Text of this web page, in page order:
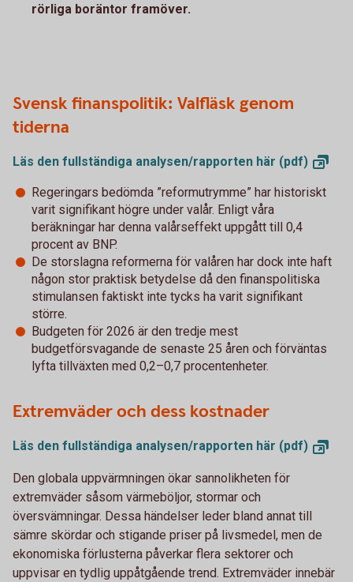
rörliga boräntor framöver.
Svensk finanspolitik: Valfläsk genom
tiderna
Läs den fullständiga analysen/rapporten här (pdf)
Regeringars bedömda ”reformutrymme” har historiskt
varit signifikant högre under valår. Enligt våra
beräkningar har denna valårseffekt uppgått till 0,4
procent av BNP.
De storslagna reformerna för valåren har dock inte haft
någon stor praktisk betydelse då den finanspolitiska
stimulansen faktiskt inte tycks ha varit signifikant
större.
Budgeten för 2026 är den tredje mest
budgetförsvagande de senaste 25 åren och förväntas
lyfta tillväxten med 0,2–0,7 procentenheter.
Extremväder och dess kostnader
Läs den fullständiga analysen/rapporten här (pdf)
Den globala uppvärmningen ökar sannolikheten för
extremväder såsom värmeböljor, stormar och
översvämningar. Dessa händelser leder bland annat till
sämre skördar och stigande priser på livsmedel, men de
ekonomiska förlusterna påverkar flera sektorer och
uppvisar en tydlig uppåtgående trend. Extremväder innebär